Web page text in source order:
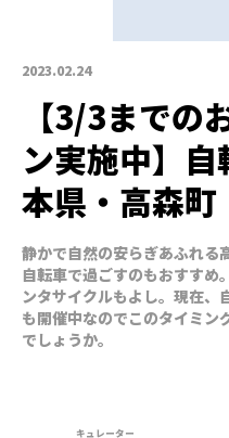
2023.02.24
【3/3までの
ン実施中】
本県・高森町
静かで自然の安らぎあふれる
自転車で過ごすのもおすすめ
ンタサイクルもよし。現在、
も開催中なのでこのタイミン
でしょうか。